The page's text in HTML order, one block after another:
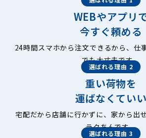
WEBやアプリ
今すぐ頼める
24時間スマホから注文できるから、仕
でも大丈夫です。
選ばれる理由 2
重い荷物を
運ばなくていい
宅配だから店舗に行かずに、家から出
ラクちんです。
選ばれる理由 3